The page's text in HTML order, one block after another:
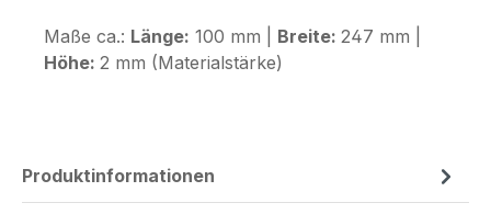
Maße ca.: Länge: 100 mm | Breite: 247 mm |
Höhe: 2 mm (Materialstärke)
Produktinformationen